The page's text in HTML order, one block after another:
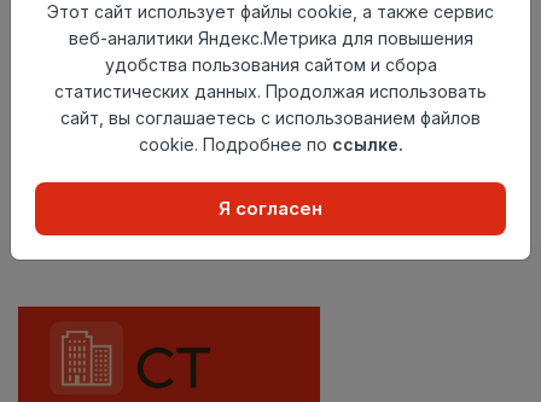
Осталось50 шт
Добавить в корзину
Внимание! Внешний вид товара может отличаться от
представленного на настоящем сайте. Проверяйте
в момент приобретения товара.
Этот сайт использует файлы cookie, а также сервис
веб-аналитики Яндекс.Метрика для повышения
удобства пользования сайтом и сбора
статистических данных. Продолжая использовать
сайт, вы соглашаетесь с использованием файлов
cookie. Подробнее по ссылке.
Я согласен